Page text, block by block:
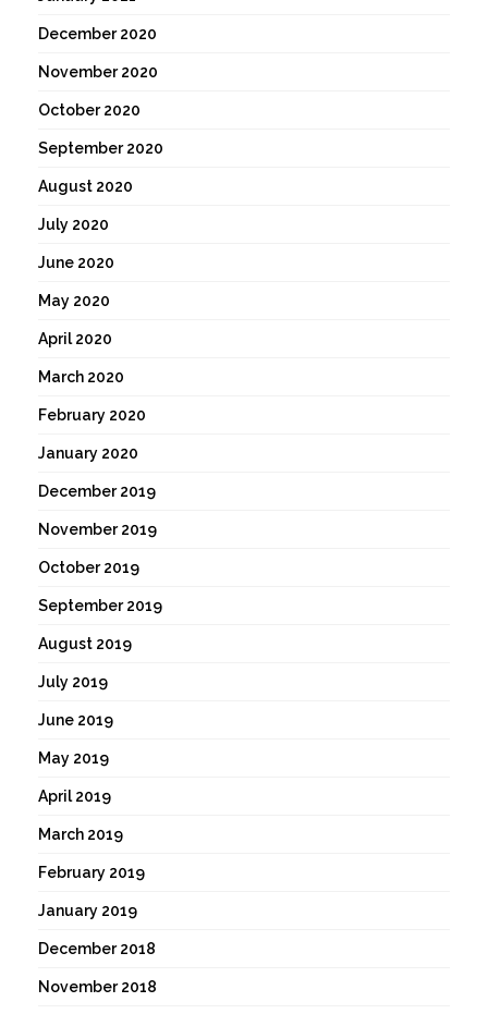
December 2020
November 2020
October 2020
September 2020
August 2020
July 2020
June 2020
May 2020
April 2020
March 2020
February 2020
January 2020
December 2019
November 2019
October 2019
September 2019
August 2019
July 2019
June 2019
May 2019
April 2019
March 2019
February 2019
January 2019
December 2018
November 2018